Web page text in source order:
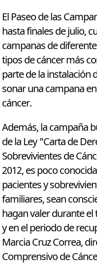
El Paseo de las
hasta finales de julio,
campanas de
tipos de cáncer más
parte de la instalación
sonar una campana
cáncer.
Además, la campaña
de la Ley "Carta de
Sobrevivientes de
2012, es poco
pacientes y
familiares, sean
hagan valer durante
y en el periodo de
Marcia Cruz Correa,
Comprensivo de